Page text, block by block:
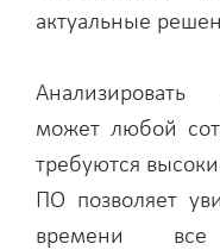
актуальные
Анализировать
может любой
требуются
ПО позволяет
времени